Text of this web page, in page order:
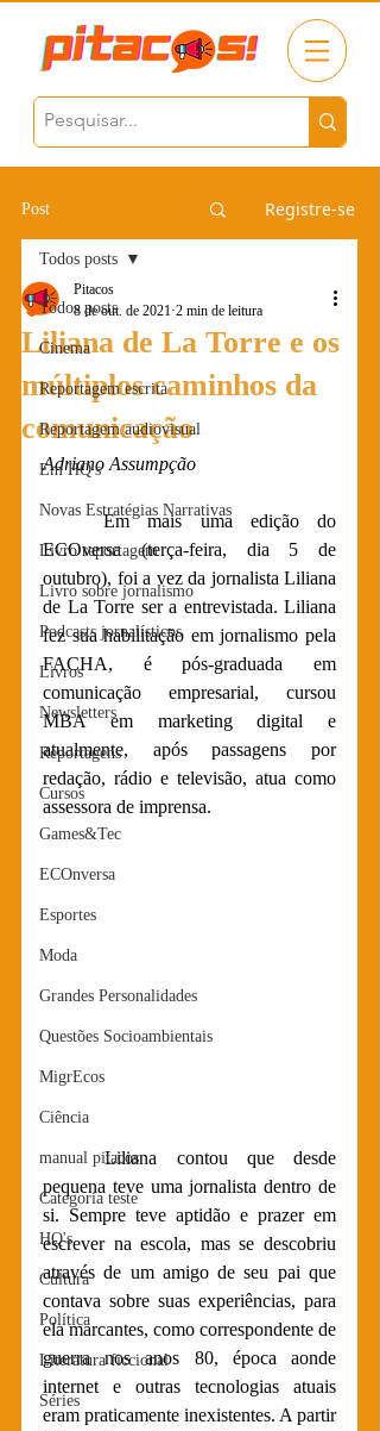
Post Registre-se
Todos posts
Cinema
Reportagem escrita
Reportagem audiovisual
Em HQ's
Novas Estratégias Narrativas
Livro reportagem
Livro sobre jornalismo
Podcasts jornalísticos
Livros
Newsletters
Reportagens
Cursos
Games&Tec
ECOnversa
Esportes
Moda
Grandes Personalidades
Questões Socioambientais
MigrEcos
Ciência
manual pitacos
Categoria teste
HQ's
Cultura
Política
Literatura ficcional
Séries
Todos posts
Liliana de La Torre e os
múltiplos caminhos da
comunicação
Pitacos
8 de out. de 2021 2 min de leitura
Adriano Assumpção
	Em mais uma edição do
ECOversa (terça-feira, dia 5 de
outubro), foi a vez da jornalista Liliana
de La Torre ser a entrevistada. Liliana
fez sua habilitação em jornalismo pela
FACHA, é pós-graduada em
comunicação empresarial, cursou
MBA em marketing digital e
atualmente, após passagens por
redação, rádio e televisão, atua como
assessora de imprensa.
	Liliana contou que desde
pequena teve uma jornalista dentro de
si. Sempre teve aptidão e prazer em
escrever na escola, mas se descobriu
através de um amigo de seu pai que
contava sobre suas experiências, para
ela marcantes, como correspondente de
guerra nos anos 80, época aonde
internet e outras tecnologias atuais
eram praticamente inexistentes. A partir